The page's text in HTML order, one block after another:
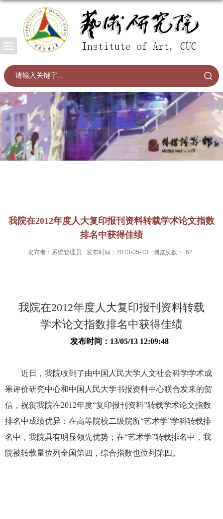
我院在2012年度人大复印报刊资料转载学术论文指数
排名中获得佳绩
发布者：系统管理员 发布时间：2013-05-13 浏览次数： 62
我院在2012年度人大复印报刊资料转载
学术论文指数排名中获得佳绩
发布时间：13/05/13 12:09:48
近日，我院收到了由中国人民大学人文社会科学学术成
果评价研究中心和中国人民大学书报资料中心联合发来的贺
信，祝贺我院在2012年度“复印报刊资料”转载学术论文指数
排名中成绩优异：在高等院校二级院所“艺术学”学科转载排
名中，我院具有明显领先优势；在“艺术学”转载排名中，我
院被转载量位列全国第四，综合指数也位列第四。